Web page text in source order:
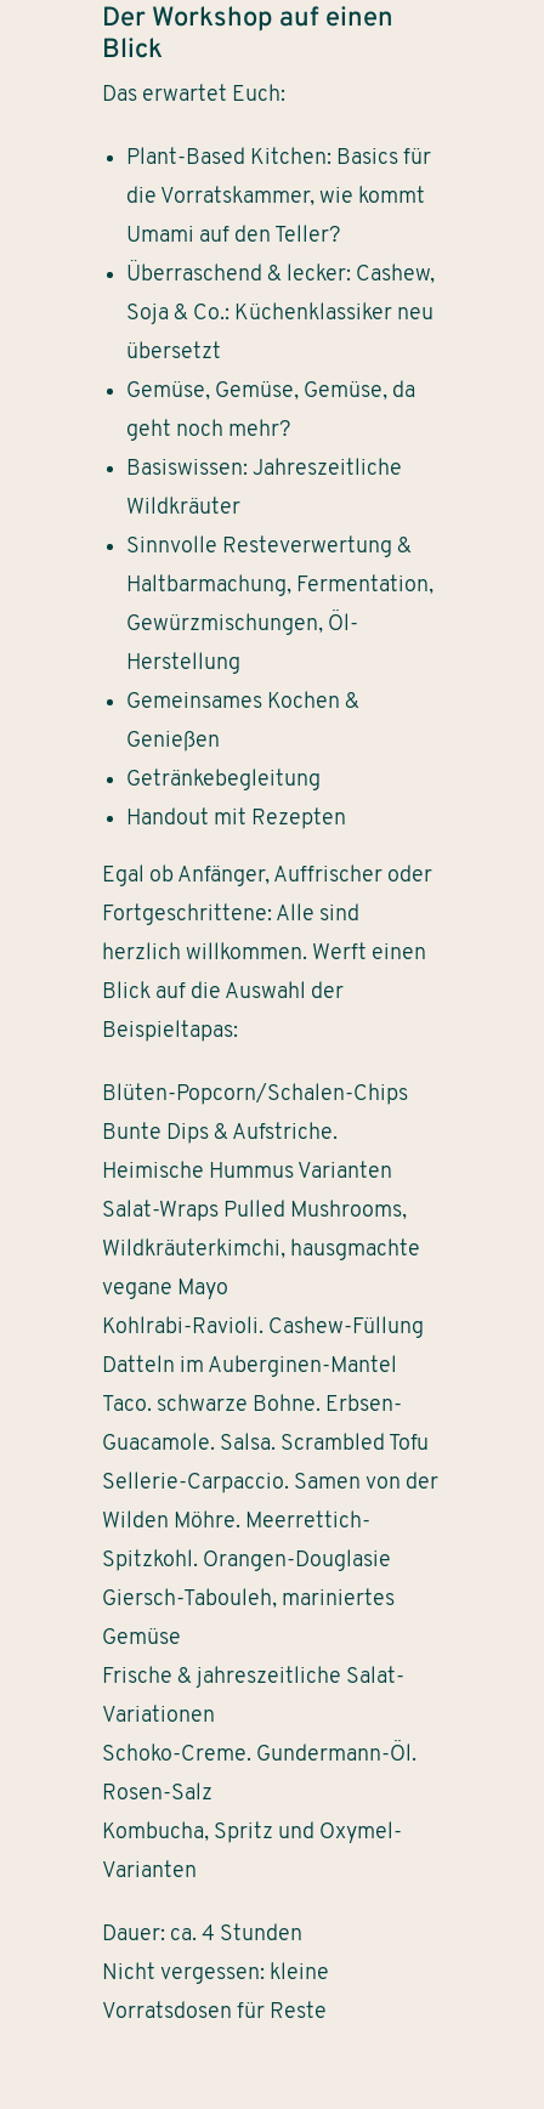
Der Workshop auf einen
Blick
Das erwartet Euch:
Plant-Based Kitchen: Basics für
die Vorratskammer, wie kommt
Umami auf den Teller?
Überraschend & lecker: Cashew,
Soja & Co.: Küchenklassiker neu
übersetzt
Gemüse, Gemüse, Gemüse, da
geht noch mehr?
Basiswissen: Jahreszeitliche
Wildkräuter
Sinnvolle Resteverwertung &
Haltbarmachung, Fermentation,
Gewürzmischungen, Öl-
Herstellung
Gemeinsames Kochen &
Genießen
Getränkebegleitung
Handout mit Rezepten
Egal ob Anfänger, Auffrischer oder
Fortgeschrittene: Alle sind
herzlich willkommen. Werft einen
Blick auf die Auswahl der
Beispieltapas:
Blüten-Popcorn/Schalen-Chips
Bunte Dips & Aufstriche.
Heimische Hummus Varianten
Salat-Wraps Pulled Mushrooms,
Wildkräuterkimchi, hausgmachte
vegane Mayo
Kohlrabi-Ravioli. Cashew-Füllung
Datteln im Auberginen-Mantel
Taco. schwarze Bohne. Erbsen-
Guacamole. Salsa. Scrambled Tofu
Sellerie-Carpaccio. Samen von der
Wilden Möhre. Meerrettich-
Spitzkohl. Orangen-Douglasie
Giersch-Tabouleh, mariniertes
Gemüse
Frische & jahreszeitliche Salat-
Variationen
Schoko-Creme. Gundermann-Öl.
Rosen-Salz
Kombucha, Spritz und Oxymel-
Varianten
Dauer: ca. 4 Stunden
Nicht vergessen: kleine
Vorratsdosen für Reste